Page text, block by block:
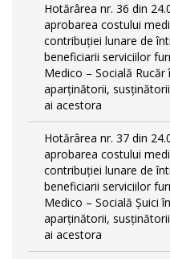
Hotărârea nr. 36 din
aprobarea costului
contribuției lunare de
beneficiarii serviciilor
Medico – Socială
aparținătorii,
ai acestora
Hotărârea nr. 37 din
aprobarea costului
contribuției lunare de
beneficiarii serviciilor
Medico – Socială Șuici
aparținătorii,
ai acestora